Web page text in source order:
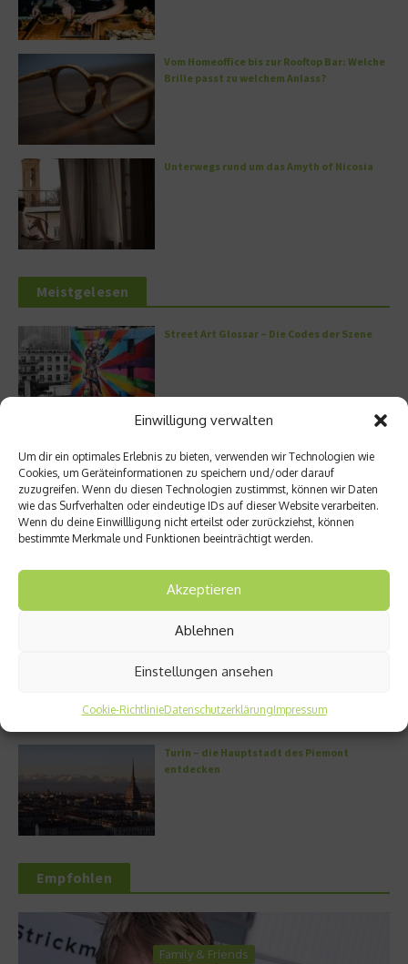
Einwilligung verwalten
Um dir ein optimales Erlebnis zu bieten, verwenden wir Technologien wie
Cookies, um Geräteinformationen zu speichern und/oder darauf
zuzugreifen. Wenn du diesen Technologien zustimmst, können wir Daten
wie das Surfverhalten oder eindeutige IDs auf dieser Website verarbeiten.
Wenn du deine Einwillligung nicht erteilst oder zurückziehst, können
bestimmte Merkmale und Funktionen beeinträchtigt werden.
Akzeptieren
Ablehnen
Einstellungen ansehen
Cookie-RichtlinieDatenschutzerklärungImpressum
Vom Homeoffice bis zur Rooftop Bar: Welche
Brille passt zu welchem Anlass?
Unterwegs rund um das Amyth of Nicosia
Meistgelesen
Street Art Glossar – Die Codes der Szene
Kann man Hunde vegan ernähren?
Athens by Domes
Turin – die Hauptstadt des Piemont
entdecken
Empfohlen
Family & Friends